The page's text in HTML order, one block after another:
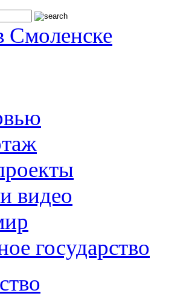
Смоленске
видео
государство